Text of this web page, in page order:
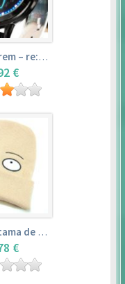
Montre de rem – re:zero kara hajimeru isekai seikatsu
€
Bonnet saitama de one punch man
€